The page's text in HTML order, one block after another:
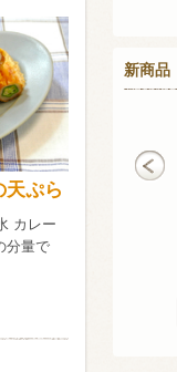
天ぷら
カレー
量で
新商品
信州富士見町産 甲州
ブリュット 2023